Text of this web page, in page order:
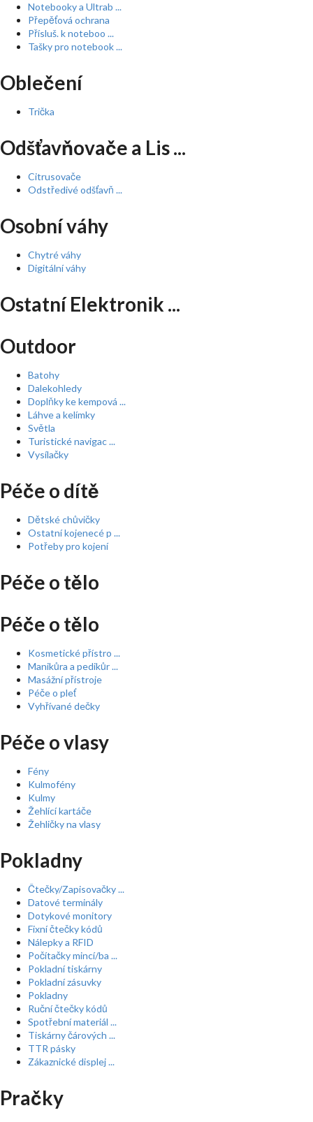
Notebooky a Ultrab ...
Přepěťová ochrana
Přísluš. k noteboo ...
Tašky pro notebook ...
Oblečení
Trička
Odšťavňovače a Lis ...
Citrusovače
Odstředivé odšťavň ...
Osobní váhy
Chytré váhy
Digitální váhy
Ostatní Elektronik ...
Outdoor
Batohy
Dalekohledy
Doplňky ke kempová ...
Láhve a kelímky
Světla
Turistické navigac ...
Vysílačky
Péče o dítě
Dětské chůvičky
Ostatní kojenecé p ...
Potřeby pro kojení
Péče o tělo
Péče o tělo
Kosmetické přístro ...
Manikůra a pedikůr ...
Masážní přístroje
Péče o pleť
Vyhřívané dečky
Péče o vlasy
Fény
Kulmofény
Kulmy
Žehlící kartáče
Žehličky na vlasy
Pokladny
Čtečky/Zapisovačky ...
Datové terminály
Dotykové monitory
Fixní čtečky kódů
Nálepky a RFID
Počítačky mincí/ba ...
Pokladní tiskárny
Pokladní zásuvky
Pokladny
Ruční čtečky kódů
Spotřební materiál ...
Tiskárny čárových ...
TTR pásky
Zákaznické displej ...
Pračky